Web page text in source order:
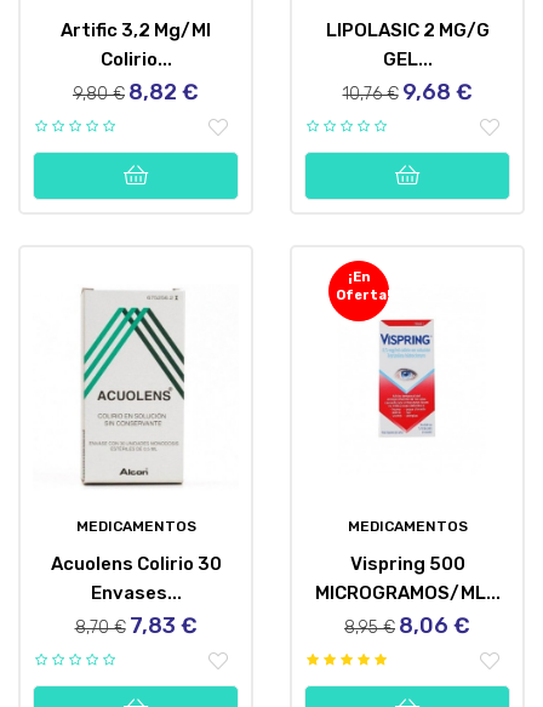
Artific 3,2 Mg/ml
Colirio...
Precio
9,80 € Precio
8,82 €
LIPOLASIC 2 MG/G
GEL...
Precio
10,76 € Precio
9,68 €
MEDICAMENTOS
Acuolens Colirio 30
Envases...
Precio
8,70 € Precio
7,83 €
¡En
Oferta!
MEDICAMENTOS
Vispring 500
MICROGRAMOS/ML...
Precio
8,95 € Precio
8,06 €